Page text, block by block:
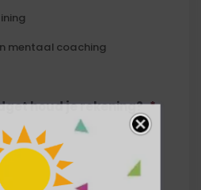
mentaal coaching
houd je rekening? *